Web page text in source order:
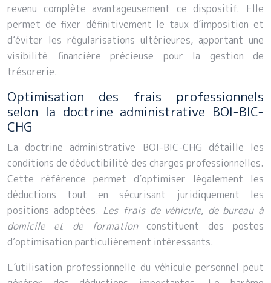
revenu complète avantageusement ce dispositif. Elle
permet de fixer définitivement le taux d’imposition et
d’éviter les régularisations ultérieures, apportant une
visibilité financière précieuse pour la gestion de
trésorerie.
Optimisation des frais professionnels
selon la doctrine administrative BOI-BIC-
CHG
La doctrine administrative BOI-BIC-CHG détaille les
conditions de déductibilité des charges professionnelles.
Cette référence permet d’optimiser légalement les
déductions tout en sécurisant juridiquement les
positions adoptées. Les frais de véhicule, de bureau à
domicile et de formationconstituent des postes
d’optimisation particulièrement intéressants.
L’utilisation professionnelle du véhicule personnel peut